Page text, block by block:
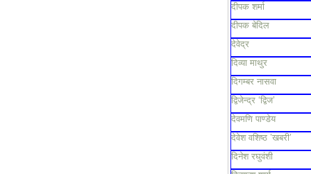
दीपक शर्मा
दीपक बेदिल
देवेद्र
दिव्या माथुर
दिगम्बर नासवा
द्विजेन्द्र ‘द्विज’
देवमणि पाण्डेय
देवेश वशिष्ठ ’खबरी’
दिनेश रघुवंशी